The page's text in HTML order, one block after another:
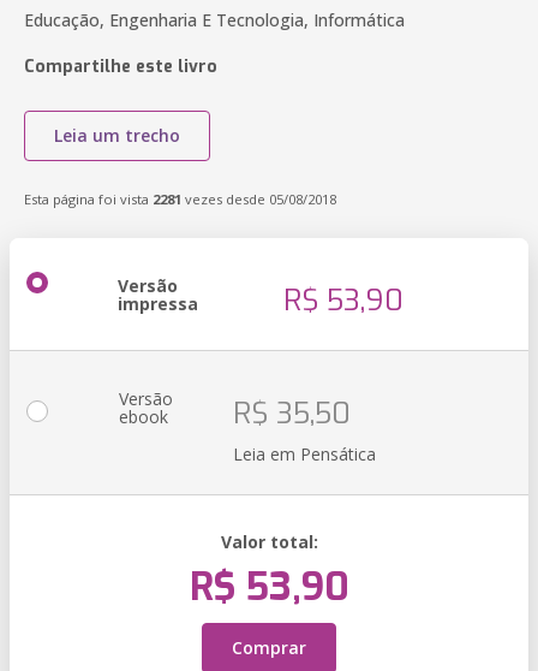
Educação, Engenharia E Tecnologia, Informática
Compartilhe este livro
Leia um trecho
Esta página foi vista 2281 vezes desde 05/08/2018
Versão
impressa R$ 53,90
Versão
ebook R$ 35,50
Leia em Pensática
Valor total:
R$ 53,90
Comprar